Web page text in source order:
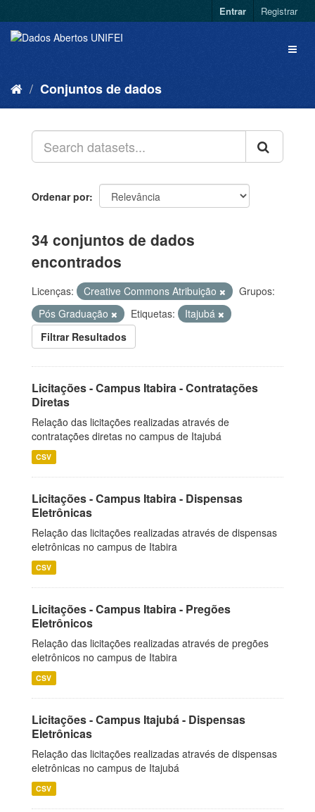
Entrar Registrar
Conjuntos de dados
Ordenar por
34 conjuntos de dados
encontrados
Licenças: Creative Commons Atribuição
Grupos:
Pós Graduação
Etiquetas:
Itajubá
Filtrar Resultados
Licitações - Campus Itabira - Contratações
Diretas
Relação das licitações realizadas através de
contratações diretas no campus de Itajubá
CSV
Licitações - Campus Itabira - Dispensas
Eletrônicas
Relação das licitações realizadas através de dispensas
eletrônicas no campus de Itabira
CSV
Licitações - Campus Itabira - Pregões
Eletrônicos
Relação das licitações realizadas através de pregões
eletrônicos no campus de Itabira
CSV
Licitações - Campus Itajubá - Dispensas
Eletrônicas
Relação das licitações realizadas através de dispensas
eletrônicas no campus de Itajubá
CSV